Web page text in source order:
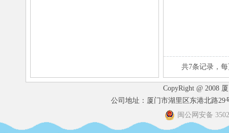
共7条记录，
CopyRight @ 2008
公司地址：厦门市湖里区东港北路29
闽公网安备